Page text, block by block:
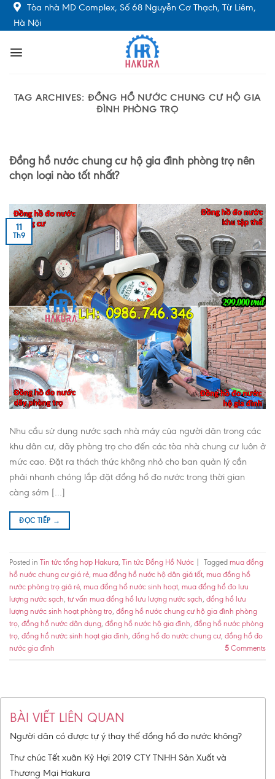
Skip
Tòa nhà MD Complex, Số 68 Nguyễn Cơ Thạch, Từ Liêm,
Hà Nội
TAG ARCHIVES: ĐỒNG HỒ NƯỚC CHUNG CƯ HỘ GIA
ĐÌNH PHÒNG TRỌ
Đồng hồ nước chung cư hộ gia đình phòng trọ nên
chọn loại nào tốt nhất?
11
Th9
Nhu cầu sử dụng nước sạch nhà máy của người dân trong các
khu dân cư, dãy phòng trọ cho đến các tòa nhà chung cư luôn ở
mức cao. Đặt ra thách thức không nhỏ cho ban quản lý cần
phải nhanh chóng lắp đặt đồng hồ đo nước trong thời gian
càng sớm […]
ĐỌC TIẾP →
Posted in Tin tức tổng hợp Hakura, Tin tức Đồng Hồ Nước Tagged mua đồng
hồ nước chung cư giá rẻ, mua đồng hồ nước hộ dân giá tốt, mua đồng hồ
nước phòng trọ giá rẻ, mua đồng hồ nước sinh hoạt, mua đồng hồ đo lưu
lượng nước sạch, tư vấn mua đồng hồ lưu lượng nước sạch, đồng hồ lưu
lượng nước sinh hoạt phòng trọ, đồng hồ nước chung cư hộ gia đình phòng
trọ, đồng hồ nước dân dụng, đồng hồ nước hộ gia đình, đồng hồ nước phòng
trọ, đồng hồ nước sinh hoạt gia đình, đồng hồ đo nước chung cư, đồng hồ đo
nước gia đình
5 Comments
BÀI VIẾT LIÊN QUAN
Người dân có được tự ý thay thế đồng hồ đo nước không?
Thư chúc Tết xuân Kỷ Hợi 2019 CTY TNHH Sản Xuất và
Thương Mại Hakura